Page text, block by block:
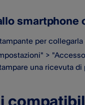
smartphone
per
>
una ricevuta